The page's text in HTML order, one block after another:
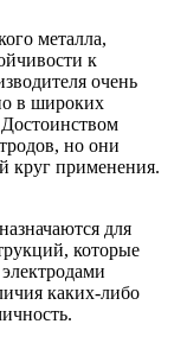
металла,
к
очень
в широких
но они
круг применения.
для
которые
каких-либо